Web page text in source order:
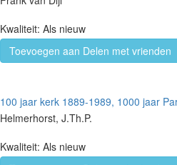
Kwaliteit: Als nieuw
Toevoegen aan Delen met vrienden
100 jaar kerk 1889-1989, 1000 jaar
Helmerhorst, J.Th.P.
Kwaliteit: Als nieuw